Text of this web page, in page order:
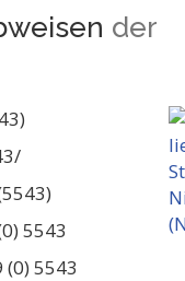
der
5543
(0) 5543